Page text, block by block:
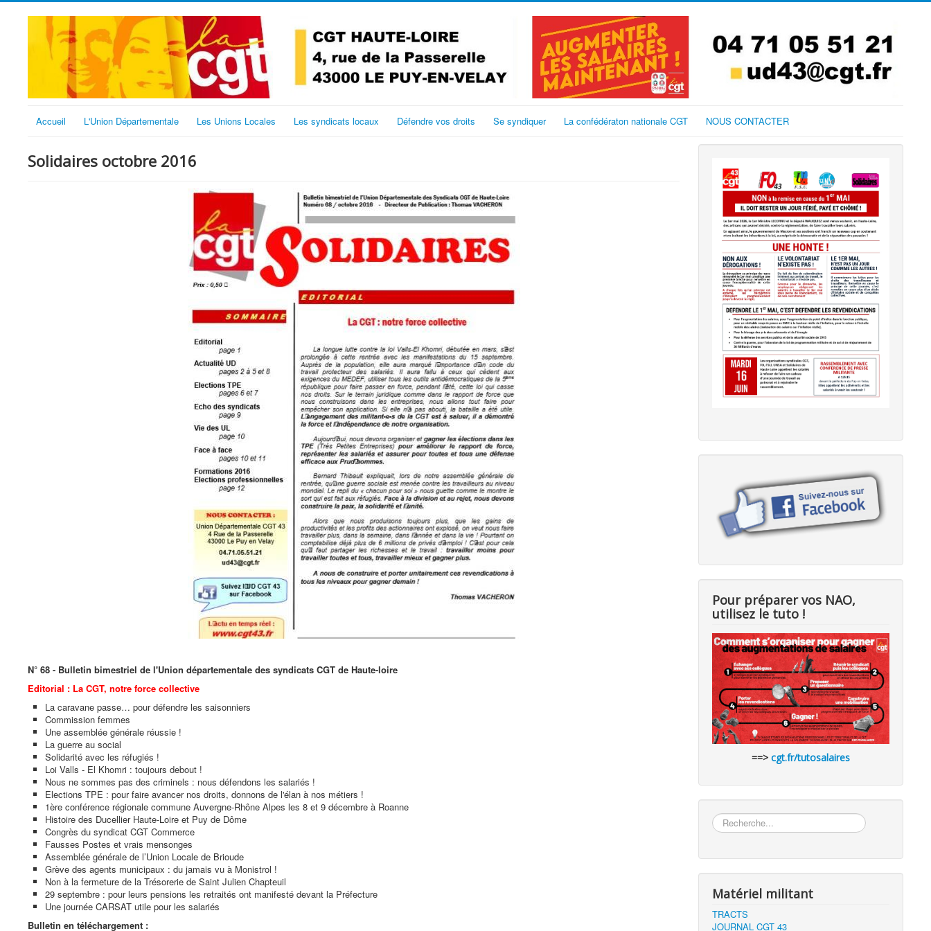
Accueil L'Union Départementale Les Unions Locales Les syndicats locaux Défendre vos droits Se syndiquer La confédératon nationale CGT NOUS CONTACTER
Solidaires octobre 2016
N° 68 - Bulletin bimestriel de l'Union départementale des syndicats CGT de Haute-loire
Editorial : La CGT, notre force collective
La caravane passe… pour défendre les saisonniers
Commission femmes
Une assemblée générale réussie !
La guerre au social
Solidarité avec les réfugiés !
Loi Valls - El Khomri : toujours debout !
Nous ne sommes pas des criminels : nous défendons les salariés !
Elections TPE : pour faire avancer nos droits, donnons de l'élan à nos métiers !
1ère conférence régionale commune Auvergne-Rhône Alpes les 8 et 9 décembre à Roanne
Histoire des Ducellier Haute-Loire et Puy de Dôme
Congrès du syndicat CGT Commerce
Fausses Postes et vrais mensonges
Assemblée générale de l’Union Locale de Brioude
Grève des agents municipaux : du jamais vu à Monistrol !
Non à la fermeture de la Trésorerie de Saint Julien Chapteuil
29 septembre : pour leurs pensions les retraités ont manifesté devant la Préfecture
Une journée CARSAT utile pour les salariés
Bulletin en téléchargement :
Pour préparer vos NAO,
utilisez le tuto !
==>cgt.fr/tutosalaires
Rechercher
Matériel militant
TRACTS
JOURNAL CGT 43